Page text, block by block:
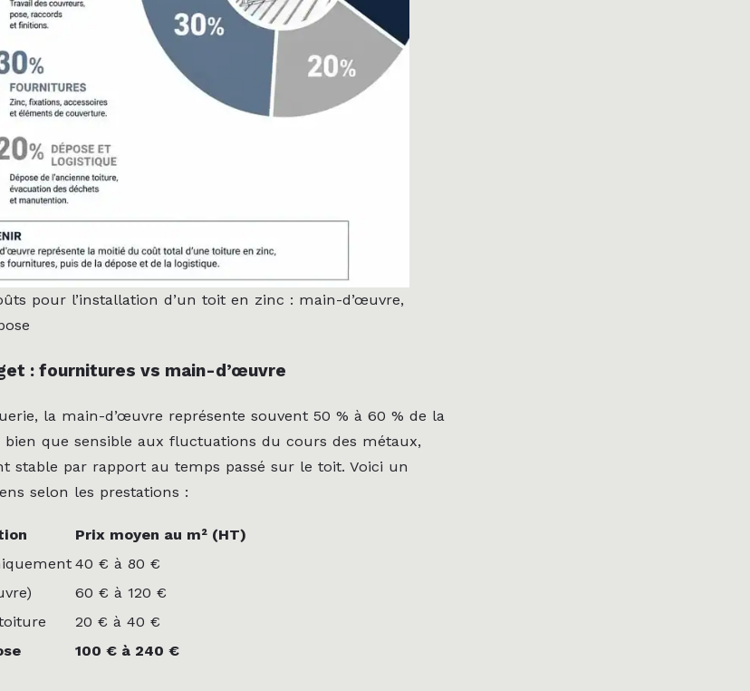
pour l’installation d’un toit en zinc : main-d’œuvre,
: fournitures vs main-d’œuvre
la main-d’œuvre représente souvent 50 % à 60 % de la
que sensible aux fluctuations du cours des métaux,
stable par rapport au temps passé sur le toit. Voici un
selon les prestations :
Prix moyen au m² (HT)
40 € à 80 €
60 € à 120 €
20 € à 40 €
100 € à 240 €